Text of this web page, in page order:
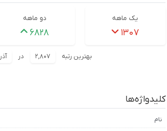
یک ماهه
۱۳۰۷
دو ماهه
۶۸۲۸
بهترین رتبه ۲,۸۰۷ در آذر ۱۴۰۲
کلیدواژه‌ها
نام